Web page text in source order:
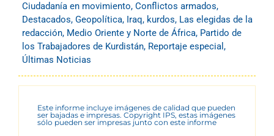
Ciudadanía en movimiento, Conflictos armados,
Destacados, Geopolítica, Iraq, kurdos, Las elegidas de la
redacción, Medio Oriente y Norte de África, Partido de
los Trabajadores de Kurdistán, Reportaje especial ,
Últimas Noticias
Este informe incluye imágenes de calidad que pueden
ser bajadas e impresas. Copyright IPS, estas imágenes
sólo pueden ser impresas junto con este informe